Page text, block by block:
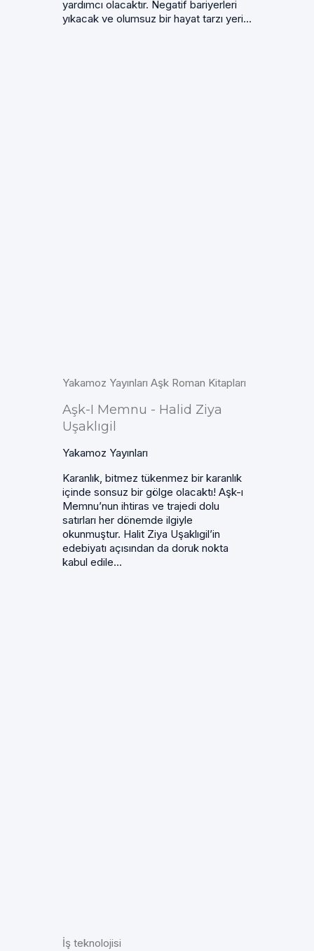
yardımcı olacaktır. Negatif bariyerleri
yıkacak ve olumsuz bir hayat tarzı yeri...
Yakamoz Yayınları Aşk Roman Kitapları
Aşk-I Memnu - Halid Ziya
Uşaklıgil
Yakamoz Yayınları
Karanlık, bitmez tükenmez bir karanlık
içinde sonsuz bir gölge olacaktı! Aşk-ı
Memnu’nun ihtiras ve trajedi dolu
satırları her dönemde ilgiyle
okunmuştur. Halit Ziya Uşaklıgil’in
edebiyatı açısından da doruk nokta
kabul edile...
İş teknolojisi